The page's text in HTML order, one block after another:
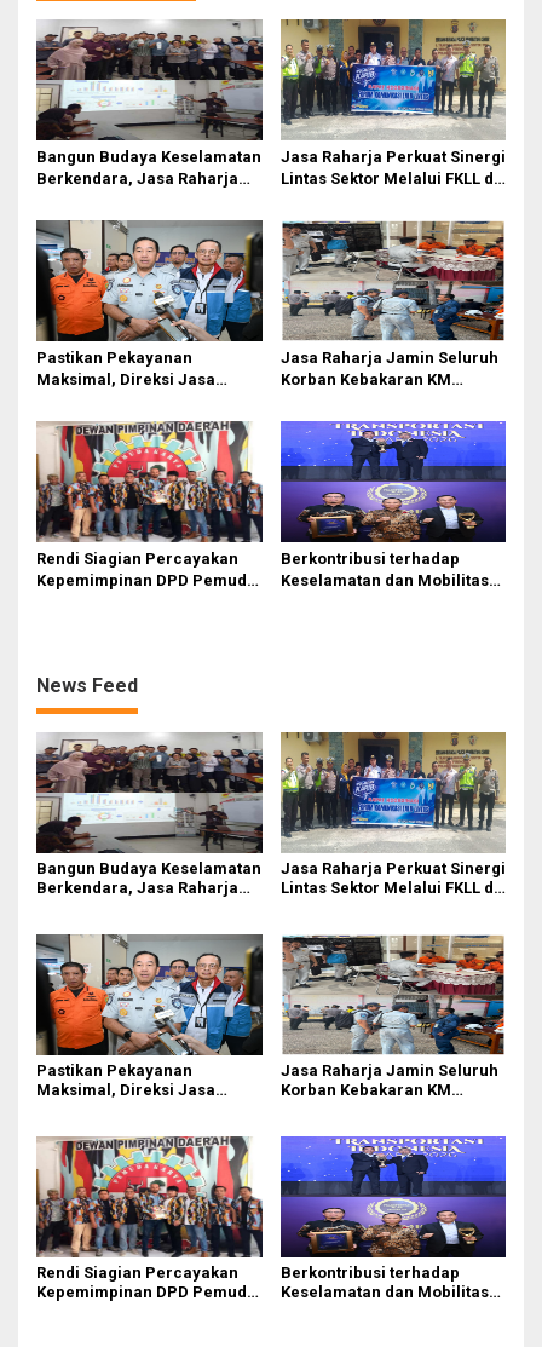
Bangun Budaya Keselamatan
Berkendara, Jasa Raharja
Pasifik Medan Industri
Jasa Raharja Perkuat Sinergi
Lintas Sektor Melalui FKLL di
Pastikan Pekayanan
Maksimal, Direksi Jasa
Kebakaran KM Mutiara
Sentosa II
Jasa Raharja Jamin Seluruh
Korban Kebakaran KM
Perairan Sumenep
Rendi Siagian Percayakan
Kepemimpinan DPD Pemuda
Berkontribusi terhadap
Keselamatan dan Mobilitas
News Feed
Bangun Budaya Keselamatan
Berkendara, Jasa Raharja
Jasa Raharja Perkuat Sinergi
Lintas Sektor Melalui FKLL di
Pastikan Pekayanan
Maksimal, Direksi Jasa
Sentosa II
Jasa Raharja Jamin Seluruh
Korban Kebakaran KM
Rendi Siagian Percayakan
Kepemimpinan DPD Pemuda
Berkontribusi terhadap
Keselamatan dan Mobilitas